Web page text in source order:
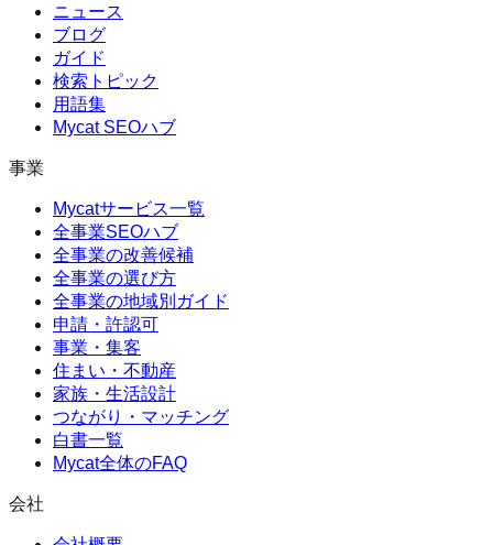
ニュース
ブログ
ガイド
検索トピック
用語集
Mycat SEOハブ
事業
Mycatサービス一覧
全事業SEOハブ
全事業の改善候補
全事業の選び方
全事業の地域別ガイド
申請・許認可
事業・集客
住まい・不動産
家族・生活設計
つながり・マッチング
白書一覧
Mycat全体のFAQ
会社